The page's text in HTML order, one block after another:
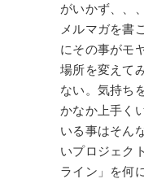
がいかず、、
メルマガを書
にその事がモ
場所を変えて
ない。気持ち
かなか上手く
いる事はそん
いプロジェク
ライン」を何